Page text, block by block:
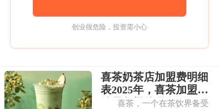
创业很危险，投资需小心
喜茶奶茶店加盟费明细
表2025年，喜茶加盟条
件是怎样的呢
喜茶，一个在茶饮界备受